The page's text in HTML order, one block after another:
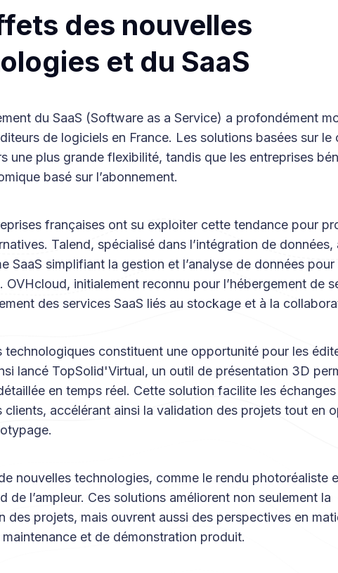
des nouvelles
et du SaaS
du SaaS (Software as a Service) a profondément
de logiciels en France. Les solutions basées sur
une plus grande flexibilité, tandis que les entreprises
basé sur l’abonnement.
françaises ont su exploiter cette tendance pour
Talend, spécialisé dans l’intégration de
SaaS simplifiant la gestion et l’analyse de données
OVHcloud, initialement reconnu pour l’hébergement de
des services SaaS liés au stockage et à la
technologiques constituent une opportunité pour les
lancé TopSolid'Virtual, un outil de présentation 3D
en temps réel. Cette solution facilite les
clients, accélérant ainsi la validation des projets tout en
nouvelles technologies, comme le rendu photoréaliste
de l’ampleur. Ces solutions améliorent non seulement la
des projets, mais ouvrent aussi des perspectives en
et de démonstration produit.